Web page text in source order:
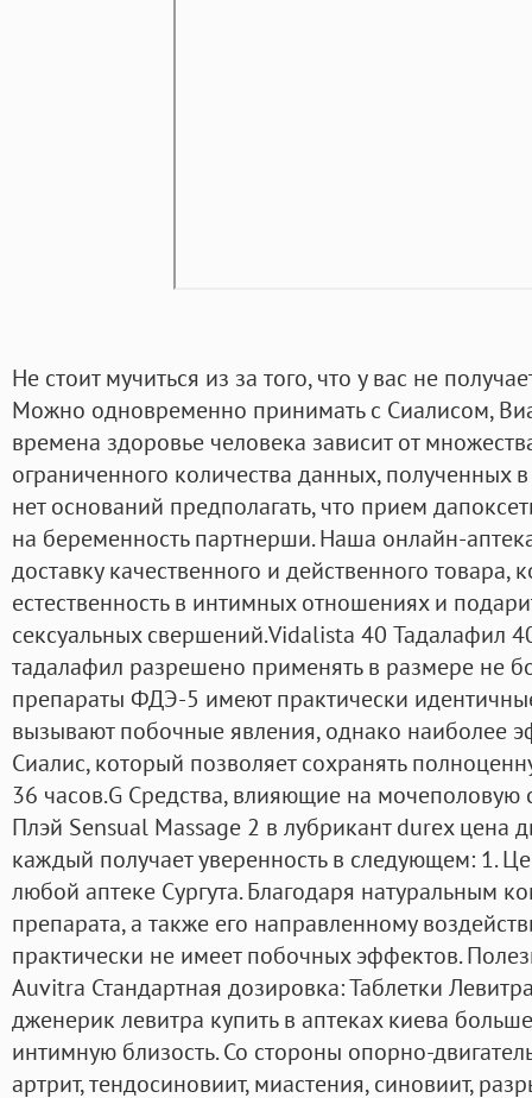
Не стоит мучиться из за того, что у вас не
Можно одновременно принимать с Сиалисом,
времена здоровье человека зависит от
ограниченного количества данных, полученных
нет оснований предполагать, что прием
на беременность партнерши. Наша онлайн-
доставку качественного и действенного
естественность в интимных отношениях и
сексуальных свершений.Vidalista 40 Тадалафил
тадалафил разрешено применять в размере не
препараты ФДЭ-5 имеют практически
вызывают побочные явления, однако наиболее
Сиалис, который позволяет сохранять
36 часов.G Средства, влияющие на мочеполовую
Плэй Sensual Massage 2 в лубрикант durex цена
каждый получает уверенность в следующем: 1.
любой аптеке Сургута. Благодаря натуральным
препарата, а также его направленному
практически не имеет побочных эффектов.
Auvitra Стандартная дозировка: Таблетки
дженерик левитра купить в аптеках киева
интимную близость. Со стороны опорно-
артрит, тендосиновиит, миастения, синовиит,